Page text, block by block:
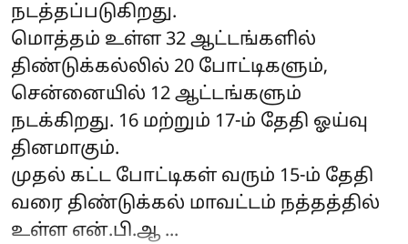
நடத்தப்படுகிறது.
மொத்தம் உள்ள 32 ஆட்டங்களில்
திண்டுக்கல்லில் 20 போட்டிகளும்,
சென்னையில் 12 ஆட்டங்களும்
நடக்கிறது. 16 மற்றும் 17-ம் தேதி ஓய்வு
தினமாகும்.
முதல் கட்ட போட்டிகள் வரும் 15-ம் தேதி
வரை திண்டுக்கல் மாவட்டம் நத்தத்தில்
உள்ள என்.பி.ஆ ...